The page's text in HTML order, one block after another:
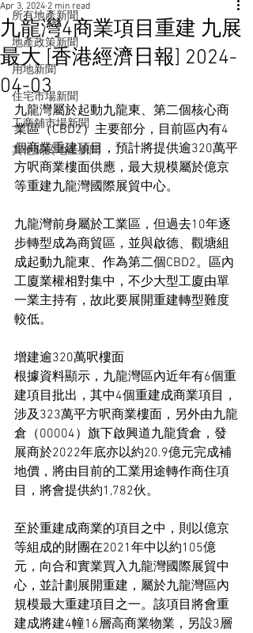
所有地產新聞
地產政策新聞
用地新聞
住宅市場新聞
工商舖市場新聞
其他關於地產新聞
九龍灣4商業項目重建 九展
最大 [香港經濟日報] 2024-
04-03
Apr 3, 2024 2 min read
九龍灣屬於起動九龍東、第二個核心商
業區（CBD2）主要部分，目前區內有4
個商業重建項目，預計將提供逾320萬平
方呎商業樓面供應，最大規模屬於億京
等重建九龍灣國際展貿中心。
九龍灣前身屬於工業區，但過去10年逐
步轉型成為商貿區，並與啟德、觀塘組
成起動九龍東、作為第二個CBD2。區內
工廈業權相對集中，不少大型工廈由單
一業主持有，故此要展開重建轉型難度
較低。
增建逾320萬呎樓面
根據資料顯示，九龍灣區內近年有6個重
建項目批出，其中4個重建成商業項目，
涉及323萬平方呎商業樓面，另外由九龍
倉（00004）旗下啟興道九龍貨倉，發
展商於2022年底亦以約20.9億元完成補
地價，將由目前的工業用途轉作商住項
目，將會提供約1,782伙。
至於重建成商業的項目之中，則以億京
等組成的財團在2021年中以約105億
元，向合和實業買入九龍灣國際展貿中
心，並計劃展開重建，屬於九龍灣區內
規模最大重建項目之一。該項目將會重
建成將建4幢16層高商業物業，另設3層